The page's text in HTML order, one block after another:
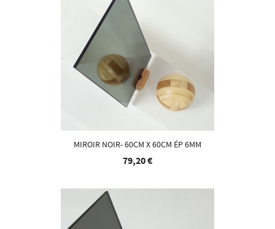
MIROIR NOIR- 60CM X 60CM ÉP 6MM
79,20 €